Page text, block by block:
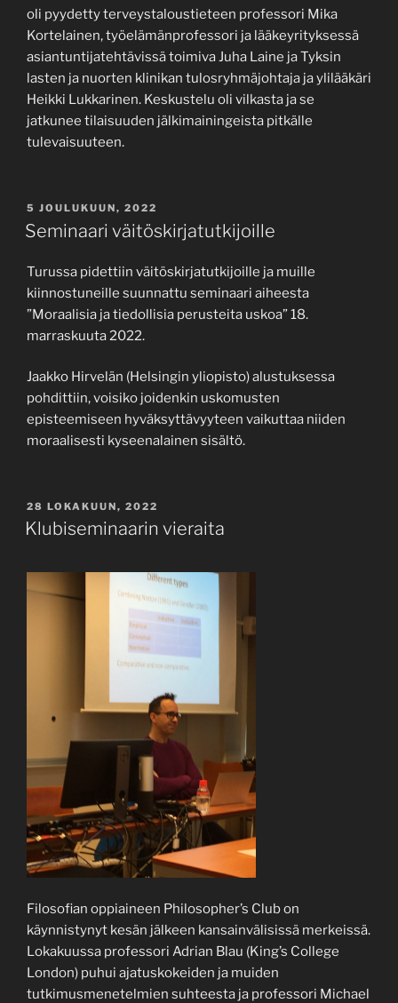
oli pyydetty terveystaloustieteen professori Mika
Kortelainen, työelämänprofessori ja lääkeyrityksessä
asiantuntijatehtävissä toimiva Juha Laine ja Tyksin
lasten ja nuorten klinikan tulosryhmäjohtaja ja ylilääkäri
Heikki Lukkarinen. Keskustelu oli vilkasta ja se
jatkunee tilaisuuden jälkimainingeista pitkälle
tulevaisuuteen.
JULKAISTU
5 JOULUKUUN, 2022
Seminaari väitöskirjatutkijoille
Turussa pidettiin väitöskirjatutkijoille ja muille
kiinnostuneille suunnattu seminaari aiheesta
”Moraalisia ja tiedollisia perusteita uskoa” 18.
marraskuuta 2022.
Jaakko Hirvelän (Helsingin yliopisto) alustuksessa
pohdittiin, voisiko joidenkin uskomusten
episteemiseen hyväksyttävyyteen vaikuttaa niiden
moraalisesti kyseenalainen sisältö.
JULKAISTU
28 LOKAKUUN, 2022
Klubiseminaarin vieraita
Filosofian oppiaineen Philosopher’s Club on
käynnistynyt kesän jälkeen kansainvälisissä merkeissä.
Lokakuussa professori Adrian Blau (King’s College
London) puhui ajatuskokeiden ja muiden
tutkimusmenetelmien suhteesta ja professori Michael